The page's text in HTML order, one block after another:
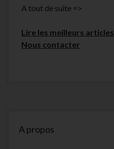
A tout de suite =>
Lire les meilleurs articles
Nous contacter
A propos